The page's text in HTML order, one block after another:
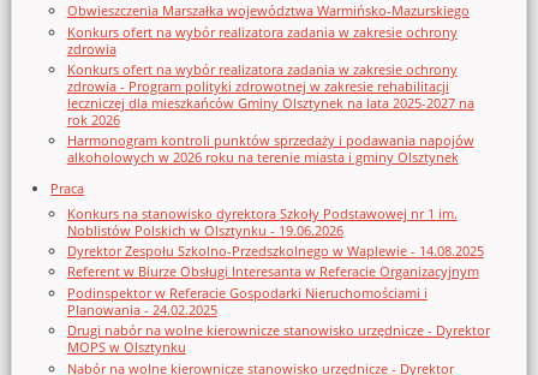
Obwieszczenia Marszałka województwa Warmińsko-Mazurskiego
Konkurs ofert na wybór realizatora zadania w zakresie ochrony
zdrowia
Konkurs ofert na wybór realizatora zadania w zakresie ochrony
zdrowia - Program polityki zdrowotnej w zakresie rehabilitacji
leczniczej dla mieszkańców Gminy Olsztynek na lata 2025-2027 na
rok 2026
Harmonogram kontroli punktów sprzedaży i podawania napojów
alkoholowych w 2026 roku na terenie miasta i gminy Olsztynek
Praca
Konkurs na stanowisko dyrektora Szkoły Podstawowej nr 1 im.
Noblistów Polskich w Olsztynku - 19.06.2026
Dyrektor Zespołu Szkolno-Przedszkolnego w Waplewie - 14.08.2025
Referent w Biurze Obsługi Interesanta w Referacie Organizacyjnym
Podinspektor w Referacie Gospodarki Nieruchomościami i
Planowania - 24.02.2025
Drugi nabór na wolne kierownicze stanowisko urzędnicze - Dyrektor
MOPS w Olsztynku
Nabór na wolne kierownicze stanowisko urzędnicze - Dyrektor